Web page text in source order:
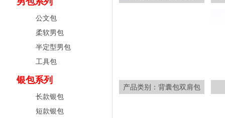
公文包
柔软男包
半定型男包
工具包
银包系列
长款银包
短款银包
产品类别：背囊包双肩包